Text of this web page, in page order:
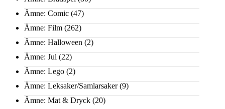
Ämne: Comic (47)
Ämne: Film (262)
Ämne: Halloween (2)
Ämne: Jul (22)
Ämne: Lego (2)
Ämne: Leksaker/Samlarsaker(9)
Ämne: Mat & Dryck (20)